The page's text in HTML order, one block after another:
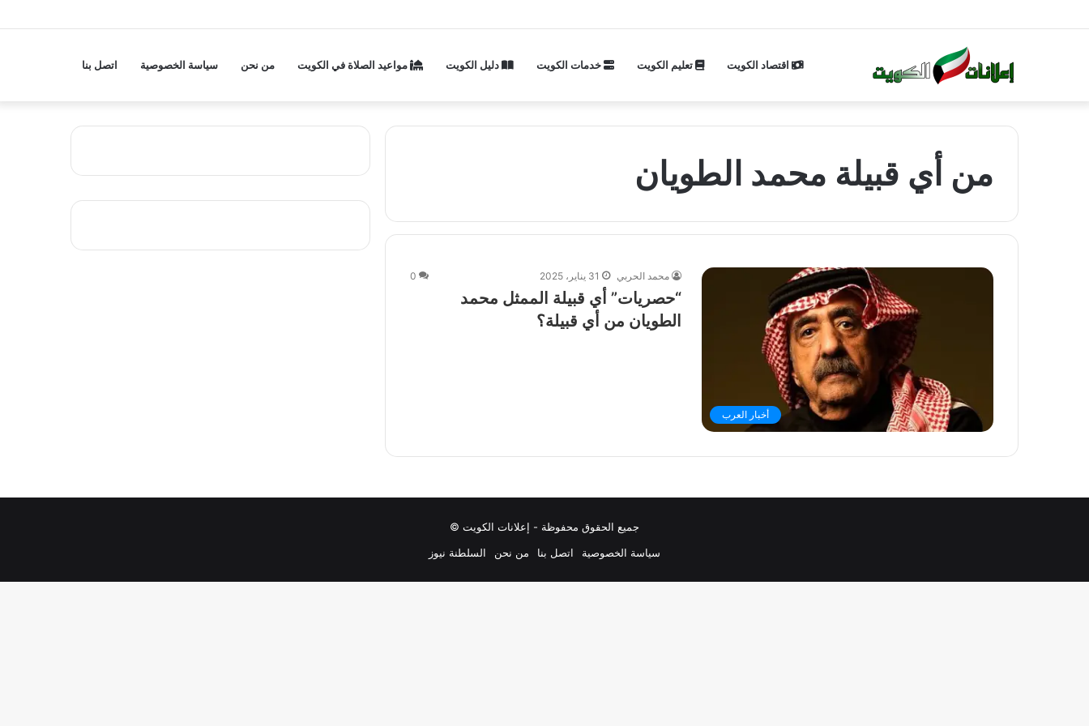
اقتصاد الكويت تعليم الكويت خدمات الكويت دليل الكويت مواعيد الصلاة في الكويت من نحن سياسة الخصوصية اتصل بنا
من أي قبيلة محمد الطويان
أخبار العرب
محمد الحربي 31 يناير، 2025 0
“حصريات” أي قبيلة الممثل محمد
الطويان من أي قبيلة؟
جميع الحقوق محفوظة - إعلانات الكويت ©
سياسة الخصوصية
اتصل بنا من نحن السلطنة نيوز